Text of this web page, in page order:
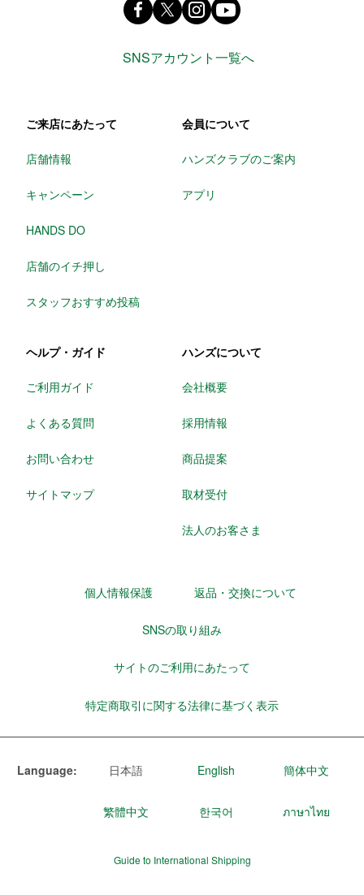
SNSアカウント一覧へ
ご来店にあたって
店舗情報
キャンペーン
HANDS DO
店舗のイチ押し
スタッフおすすめ投稿
会員について
ハンズクラブのご案内
アプリ
ヘルプ・ガイド
ご利用ガイド
よくある質問
お問い合わせ
サイトマップ
ハンズについて
会社概要
採用情報
商品提案
取材受付
法人のお客さま
個人情報保護 返品・交換について
SNSの取り組み
サイトのご利用にあたって
特定商取引に関する法律に基づく表示
Language: 日本語 English 簡体中文
繁體中文 한국어 ภาษาไทย
Guide to International Shipping